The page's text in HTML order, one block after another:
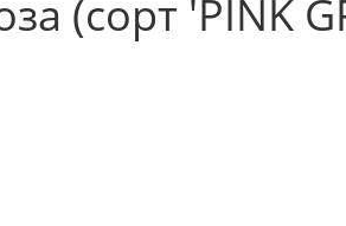
(сорт 'PINK